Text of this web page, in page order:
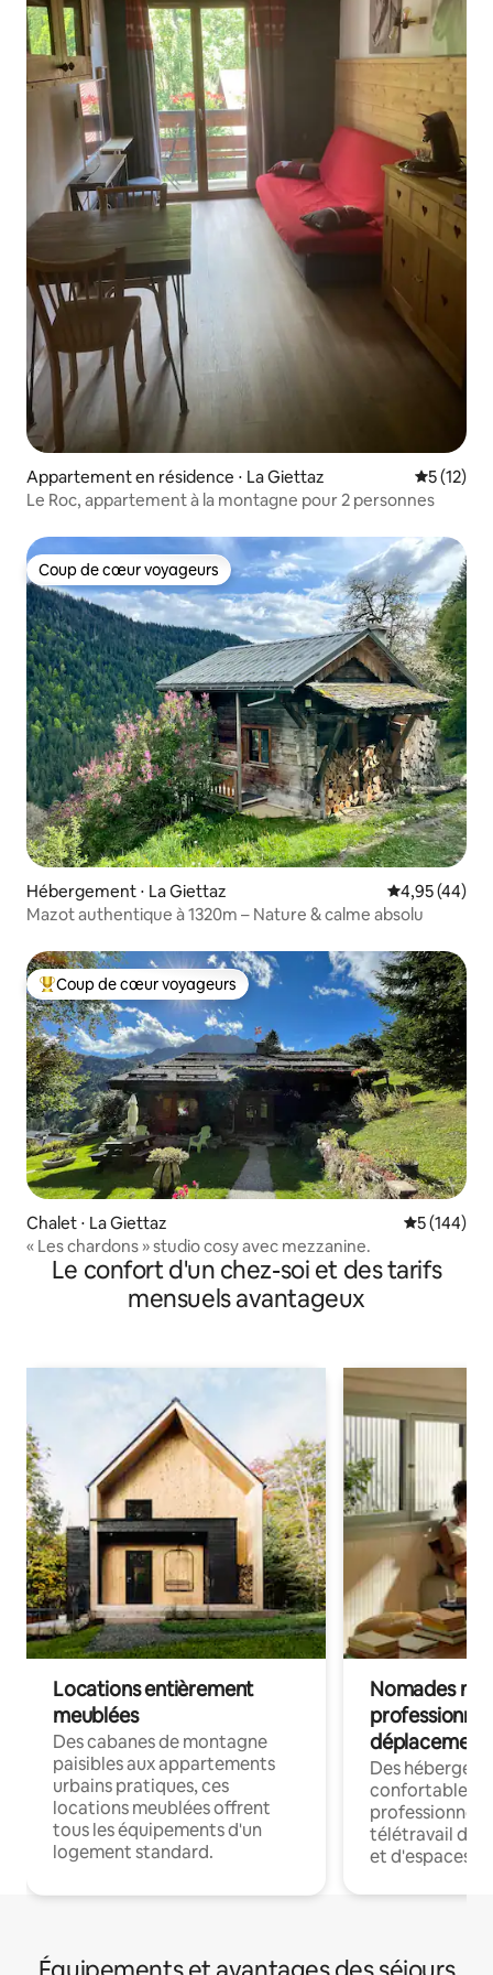
Appartement en résidence ⋅ La Giettaz
5 (12)
Le Roc, appartement à la montagne pour 2 personnes
Coup de cœur voyageurs
Coup de cœur voyageurs
Hébergement ⋅ La Giettaz Évaluation
4,95 (44)
Mazot authentique à 1320m – Nature & calme absolu
Coups de cœur voyageurs les plus appréciés
Coup de cœur voyageurs
Chalet ⋅ La Giettaz Évaluation
5 (144)
« Les chardons » studio cosy avec mezzanine.
Le confort d'un chez-soi et des tarifs
mensuels avantageux
Locations entièrement
meublées
Des cabanes de montagne
paisibles aux appartements
urbains pratiques, ces
locations meublées offrent
tous les équipements d'un
logement standard.
Nomades
déplacement
Des
confortables
professionnels
télétravail
et d'espaces